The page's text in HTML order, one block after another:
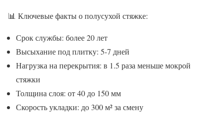
📊 Ключевые факты о полусухой стяжке:
Срок службы: более 20 лет
Высыхание под плитку: 5-7 дней
Нагрузка на перекрытия: в 1.5 раза меньше мокрой
стяжки
Толщина слоя: от 40 до 150 мм
Скорость укладки: до 300 м² за смену